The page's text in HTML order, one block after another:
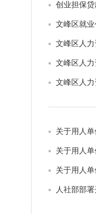
创业担保
文峰区就
文峰区人
关于用人
关于用人
关于用人
人社部部